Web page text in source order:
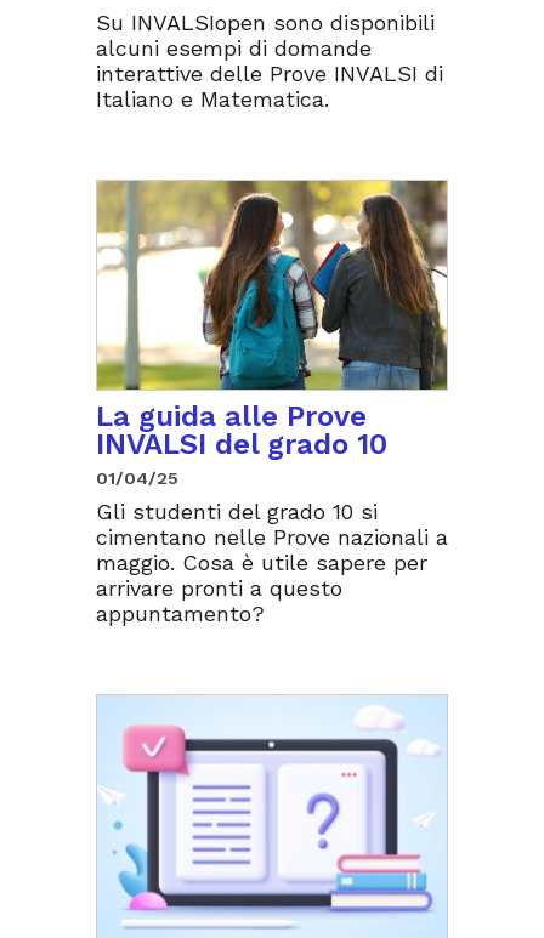
Su INVALSIopen sono disponibili
alcuni esempi di domande
interattive delle Prove INVALSI di
Italiano e Matematica.
La guida alle Prove
INVALSI del grado 10
01/04/25
Gli studenti del grado 10 si
cimentano nelle Prove nazionali a
maggio. Cosa è utile sapere per
arrivare pronti a questo
appuntamento?